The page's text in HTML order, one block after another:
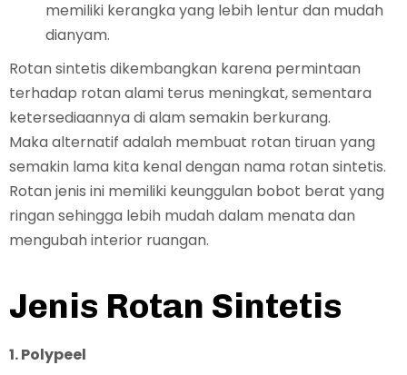
memiliki kerangka yang lebih lentur dan mudah
dianyam.
Rotan sintetis dikembangkan karena permintaan
terhadap rotan alami terus meningkat, sementara
ketersediaannya di alam semakin berkurang.
Maka alternatif adalah membuat rotan tiruan yang
semakin lama kita kenal dengan nama rotan sintetis.
Rotan jenis ini memiliki keunggulan bobot berat yang
ringan sehingga lebih mudah dalam menata dan
mengubah interior ruangan.
Jenis Rotan Sintetis
1. Polypeel